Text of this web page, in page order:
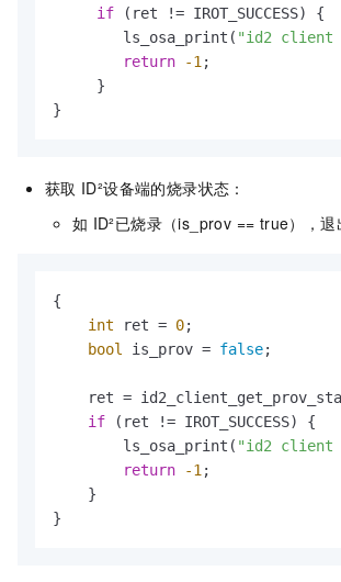
if (ret != IROT_SUCCESS) {
        ls_osa_print(
"id2 client
return
-1;
     }
}
获取 ID²设备端的烧录状态：
如 ID²已烧录（is_prov == true），退
{
int ret = 0;
bool is_prov = false;
ret =
if (ret != IROT_SUCCESS) {
        ls_osa_print(
"id2 client
return
-1;
    }
}